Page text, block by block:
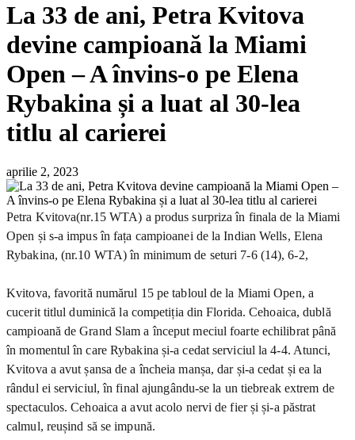
La 33 de ani, Petra Kvitova
devine campioană la Miami
Open – A învins-o pe Elena
Rybakina și a luat al 30-lea
titlu al carierei
aprilie 2, 2023
Petra Kvitova(nr.15 WTA) a produs surpriza în finala de la Miami
Open și s-a impus în fața campioanei de la Indian Wells, Elena
Rybakina, (nr.10 WTA) în minimum de seturi 7-6 (14), 6-2,
Kvitova, favorită numărul 15 pe tabloul de la Miami Open, a
cucerit titlul duminică la competiția din Florida. Cehoaica, dublă
campioană de Grand Slam a început meciul foarte echilibrat până
în momentul în care Rybakina și-a cedat serviciul la 4-4. Atunci,
Kvitova a avut șansa de a încheia manșa, dar și-a cedat și ea la
rândul ei serviciul, în final ajungându-se la un tiebreak extrem de
spectaculos. Cehoaica a avut acolo nervi de fier și și-a păstrat
calmul, reușind să se impună.